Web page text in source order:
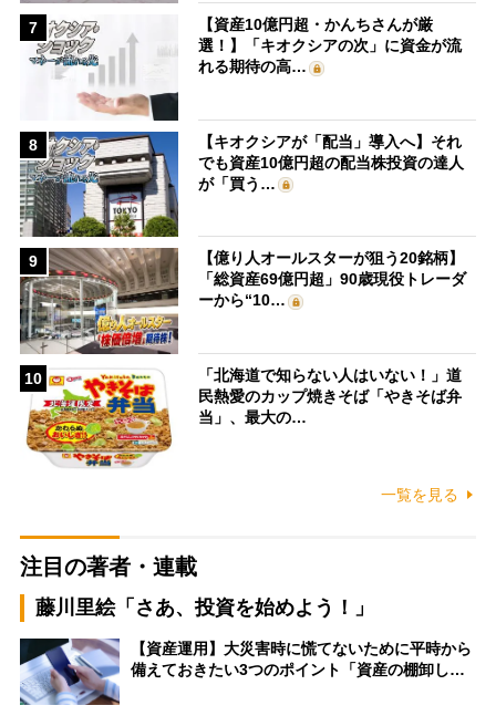
7
【資産10億円超・かんちさんが厳
選！】「キオクシアの次」に資金が流
れる期待の高…
8
【キオクシアが「配当」導入へ】それ
でも資産10億円超の配当株投資の達人
が「買う…
9
【億り人オールスターが狙う20銘柄】
「総資産69億円超」90歳現役トレーダ
ーから“10…
10
「北海道で知らない人はいない！」道
民熱愛のカップ焼きそば「やきそば弁
当」、最大の…
一覧を見る
注目の著者・連載
藤川里絵「さあ、投資を始めよう！」
【資産運用】大災害時に慌てないために平時から
備えておきたい3つのポイント「資産の棚卸し…